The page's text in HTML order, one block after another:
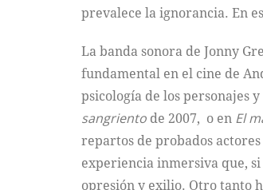
prevalece la ignorancia. En
La banda sonora de Jonny
fundamental en el cine de
psicología de los personajes
sangriento de 2007, o en El
repartos de probados
experiencia inmersiva que,
opresión y exilio. Otro tanto